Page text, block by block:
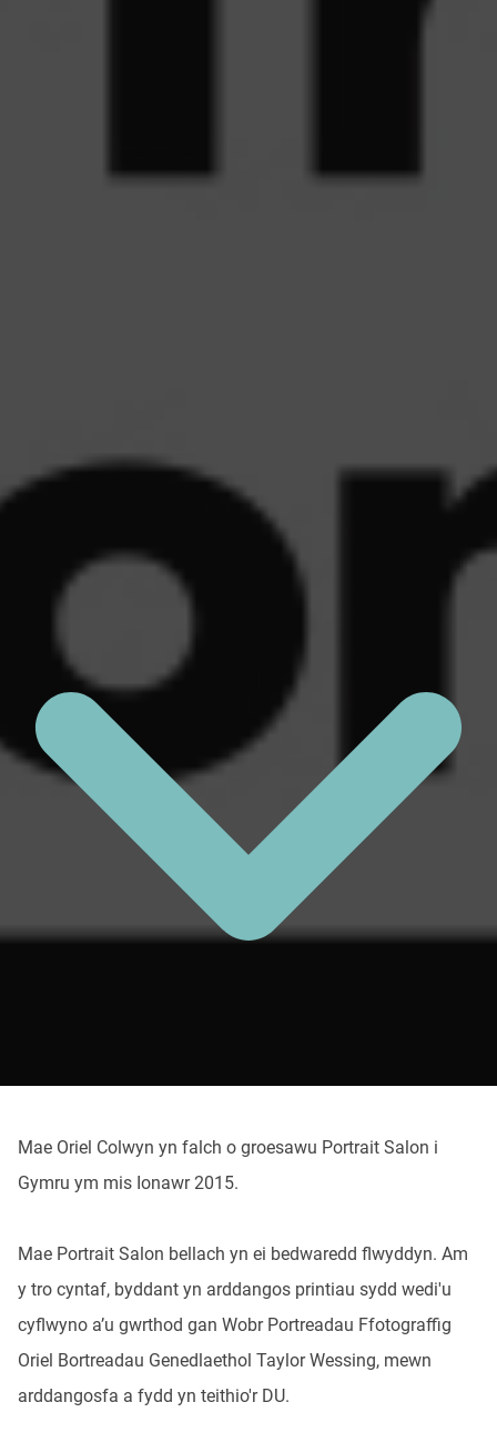
Mae Oriel Colwyn yn falch o groesawu Portrait Salon i
Gymru ym mis Ionawr 2015.
Mae Portrait Salon bellach yn ei bedwaredd flwyddyn. Am
y tro cyntaf, byddant yn arddangos printiau sydd wedi'u
cyflwyno a’u gwrthod gan Wobr Portreadau Ffotograffig
Oriel Bortreadau Genedlaethol Taylor Wessing, mewn
arddangosfa a fydd yn teithio'r DU.